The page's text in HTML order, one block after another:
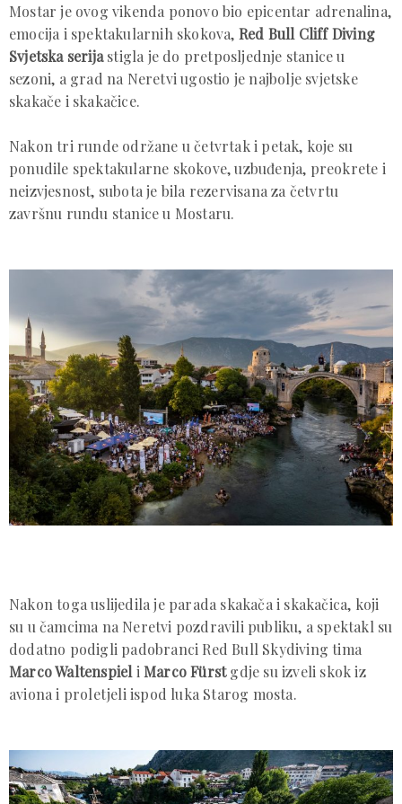
Mostar je ovog vikenda ponovo bio epicentar adrenalina,
emocija i spektakularnih skokova, Red Bull Cliff Diving
Svjetska serijastigla je do pretposljednje stanice u
sezoni, a grad na Neretvi ugostio je najbolje svjetske
skakače i skakačice.
Nakon tri runde održane u četvrtak i petak, koje su
ponudile spektakularne skokove, uzbuđenja, preokrete i
neizvjesnost, subota je bila rezervisana za četvrtu
završnu rundu stanice u Mostaru.
Nakon toga uslijedila je parada skakača i skakačica, koji
su u čamcima na Neretvi pozdravili publiku, a spektakl su
dodatno podigli padobranci Red Bull Skydiving tima
Marco Waltenspiel iMarco Fürstgdje su izveli skok iz
aviona i proletjeli ispod luka Starog mosta.